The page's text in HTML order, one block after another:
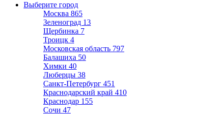
Выберите город
Москва 865
Зеленоград 13
Щербинка 7
Троицк 4
Московская область 797
Балашиха 50
Химки 40
Люберцы 38
Санкт-Петербург 451
Краснодарский край 410
Краснодар 155
Сочи 47